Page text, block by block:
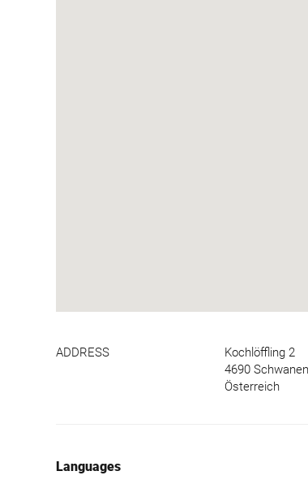
ADDRESS
Kochlöffling 2
4690
Österreich
Languages